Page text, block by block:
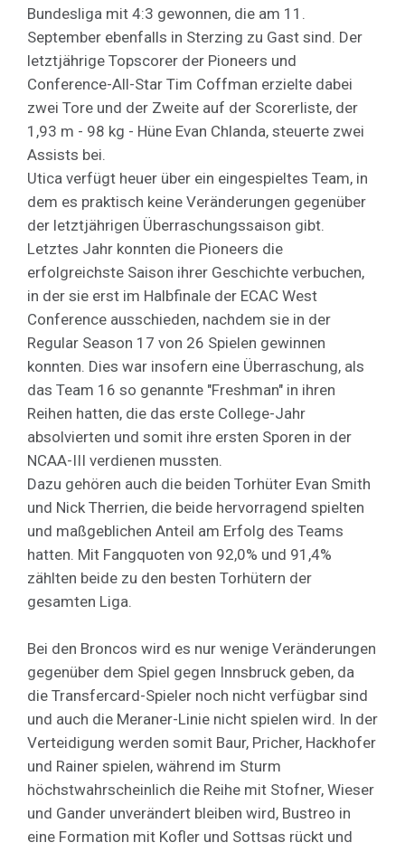
Bundesliga mit 4:3 gewonnen, die am 11.
September ebenfalls in Sterzing zu Gast sind. Der
letztjährige Topscorer der Pioneers und
Conference-All-Star Tim Coffman erzielte dabei
zwei Tore und der Zweite auf der Scorerliste, der
1,93 m - 98 kg - Hüne Evan Chlanda, steuerte zwei
Assists bei.
Utica verfügt heuer über ein eingespieltes Team, in
dem es praktisch keine Veränderungen gegenüber
der letztjährigen Überraschungssaison gibt.
Letztes Jahr konnten die Pioneers die
erfolgreichste Saison ihrer Geschichte verbuchen,
in der sie erst im Halbfinale der ECAC West
Conference ausschieden, nachdem sie in der
Regular Season 17 von 26 Spielen gewinnen
konnten. Dies war insofern eine Überraschung, als
das Team 16 so genannte "Freshman" in ihren
Reihen hatten, die das erste College-Jahr
absolvierten und somit ihre ersten Sporen in der
NCAA-III verdienen mussten.
Dazu gehören auch die beiden Torhüter Evan Smith
und Nick Therrien, die beide hervorragend spielten
und maßgeblichen Anteil am Erfolg des Teams
hatten. Mit Fangquoten von 92,0% und 91,4%
zählten beide zu den besten Torhütern der
gesamten Liga.
Bei den Broncos wird es nur wenige Veränderungen
gegenüber dem Spiel gegen Innsbruck geben, da
die Transfercard-Spieler noch nicht verfügbar sind
und auch die Meraner-Linie nicht spielen wird. In der
Verteidigung werden somit Baur, Pricher, Hackhofer
und Rainer spielen, während im Sturm
höchstwahrscheinlich die Reihe mit Stofner, Wieser
und Gander unverändert bleiben wird, Bustreo in
eine Formation mit Kofler und Sottsas rückt und